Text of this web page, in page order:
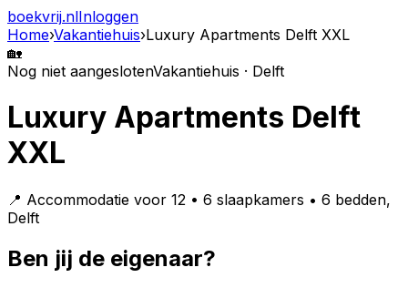
boekvrij.nlInloggen
Home›Vakantiehuis›Luxury Apartments Delft XXL
🏡
Nog niet aangeslotenVakantiehuis · Delft
Luxury Apartments Delft
XXL
📍 Accommodatie voor 12 • 6 slaapkamers • 6 bedden,
Delft
Ben jij de eigenaar?